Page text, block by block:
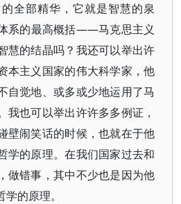
全部精华，它就是智慧的泉
系的最高概括——马克思主义
慧的结晶吗？我还可以举出许
本主义国家的伟大科学家，他
自觉地、或多或少地运用了马
我也可以举出许许多多例证，
壁闹笑话的时候，也就在于他
学的原理。在我们国家过去和
做错事，其中不少也是因为他
的原理。